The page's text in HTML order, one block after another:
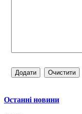
Останні новини